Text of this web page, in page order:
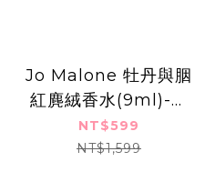
Jo Malone 牡丹與胭
紅麂絨香水(9ml)-國
際航空版
NT$599
NT$1,599